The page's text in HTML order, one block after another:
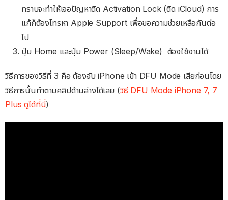
ทราบจะทำให้เจอปัญหาติด Activation Lock (ติด iCloud) การ
แก้ก็ต้องโทรหา Apple Support เพื่อขอความช่วยเหลือกันต่อ
ไป
ปุ่ม Home และปุ่ม Power (Sleep/Wake) ต้องใช้งานได้
วิธีการของวิธีที่ 3 คือ ต้องจับ iPhone เข้า DFU Mode เสียก่อนโดย
วิธีการนั้นทำตามคลิปด้านล่างได้เลย (วิธี DFU Mode iPhone 7, 7
Plus ดูได้ที่นี่)